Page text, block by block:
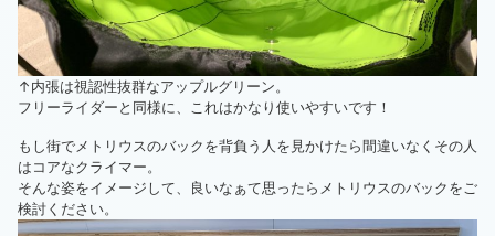
↑内張は視認性抜群なアップルグリーン。
フリーライダーと同様に、これはかなり使いやすいです！
もし街でメトリウスのバックを背負う人を見かけたら間違いなくその人
はコアなクライマー。
そんな姿をイメージして、良いなぁて思ったらメトリウスのバックをご
検討ください。